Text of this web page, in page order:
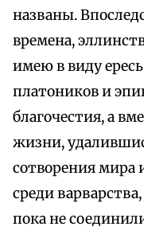
названы.
времена,
имею в виду
платоников и
благочестия, а
жизни,
сотворения мира
среди
пока не